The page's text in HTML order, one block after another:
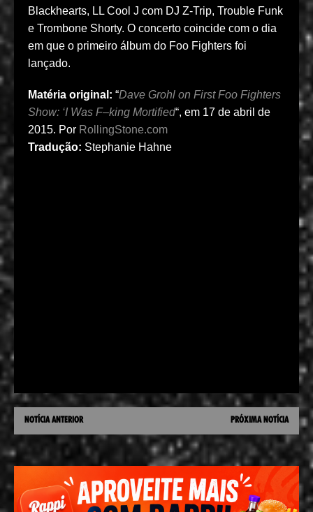
Blackhearts, LL Cool J com DJ Z-Trip, Trouble Funk
e Trombone Shorty. O concerto coincide com o dia
em que o primeiro álbum do Foo Fighters foi
lançado.
Matéria original: “Dave Grohl on First Foo Fighters
Show: ‘I Was F–king Mortified“, em 17 de abril de
2015. Por RollingStone.com
Tradução: Stephanie Hahne
NOTÍCIA ANTERIOR PRÓXIMA NOTÍCIA